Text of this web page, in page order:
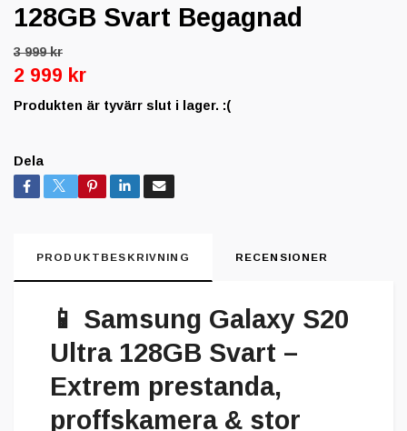
128GB Svart Begagnad
3 999 kr
2 999 kr
Produkten är tyvärr slut i lager. :(
Dela
PRODUKTBESKRIVNING RECENSIONER
📱 Samsung Galaxy S20
Ultra 128GB Svart –
Extrem prestanda,
proffskamera & stor